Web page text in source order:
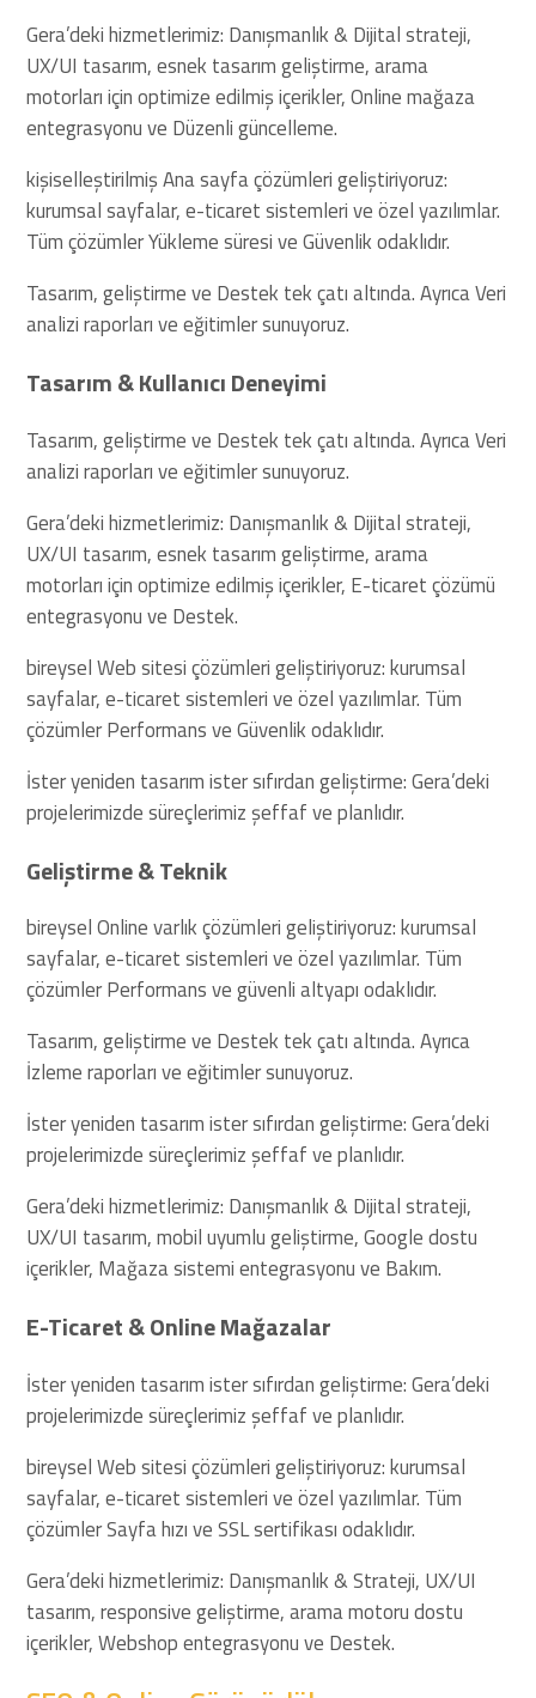
Gera’deki hizmetlerimiz: Danışmanlık & Dijital strateji,
UX/UI tasarım, esnek tasarım geliştirme, arama
motorları için optimize edilmiş içerikler, Online mağaza
entegrasyonu ve Düzenli güncelleme.
kişiselleştirilmiş Ana sayfa çözümleri geliştiriyoruz:
kurumsal sayfalar, e-ticaret sistemleri ve özel yazılımlar.
Tüm çözümler Yükleme süresi ve Güvenlik odaklıdır.
Tasarım, geliştirme ve Destek tek çatı altında. Ayrıca Veri
analizi raporları ve eğitimler sunuyoruz.
Tasarım & Kullanıcı Deneyimi
Tasarım, geliştirme ve Destek tek çatı altında. Ayrıca Veri
analizi raporları ve eğitimler sunuyoruz.
Gera’deki hizmetlerimiz: Danışmanlık & Dijital strateji,
UX/UI tasarım, esnek tasarım geliştirme, arama
motorları için optimize edilmiş içerikler, E-ticaret çözümü
entegrasyonu ve Destek.
bireysel Web sitesi çözümleri geliştiriyoruz: kurumsal
sayfalar, e-ticaret sistemleri ve özel yazılımlar. Tüm
çözümler Performans ve Güvenlik odaklıdır.
İster yeniden tasarım ister sıfırdan geliştirme: Gera’deki
projelerimizde süreçlerimiz şeffaf ve planlıdır.
Geliştirme & Teknik
bireysel Online varlık çözümleri geliştiriyoruz: kurumsal
sayfalar, e-ticaret sistemleri ve özel yazılımlar. Tüm
çözümler Performans ve güvenli altyapı odaklıdır.
Tasarım, geliştirme ve Destek tek çatı altında. Ayrıca
İzleme raporları ve eğitimler sunuyoruz.
İster yeniden tasarım ister sıfırdan geliştirme: Gera’deki
projelerimizde süreçlerimiz şeffaf ve planlıdır.
Gera’deki hizmetlerimiz: Danışmanlık & Dijital strateji,
UX/UI tasarım, mobil uyumlu geliştirme, Google dostu
içerikler, Mağaza sistemi entegrasyonu ve Bakım.
E-Ticaret & Online Mağazalar
İster yeniden tasarım ister sıfırdan geliştirme: Gera’deki
projelerimizde süreçlerimiz şeffaf ve planlıdır.
bireysel Web sitesi çözümleri geliştiriyoruz: kurumsal
sayfalar, e-ticaret sistemleri ve özel yazılımlar. Tüm
çözümler Sayfa hızı ve SSL sertifikası odaklıdır.
Gera’deki hizmetlerimiz: Danışmanlık & Strateji, UX/UI
tasarım, responsive geliştirme, arama motoru dostu
içerikler, Webshop entegrasyonu ve Destek.